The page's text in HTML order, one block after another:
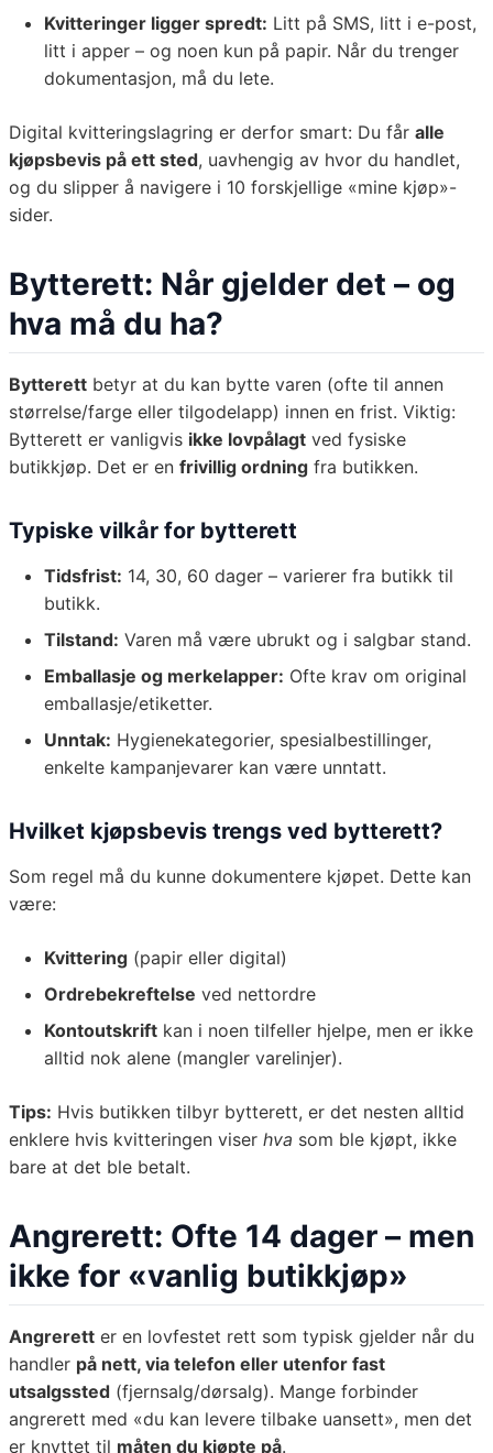
Kvitteringer ligger spredt: Litt på SMS, litt i e-post,
litt i apper – og noen kun på papir. Når du trenger
dokumentasjon, må du lete.
Digital kvitteringslagring er derfor smart: Du får alle
kjøpsbevis på ett sted, uavhengig av hvor du handlet,
og du slipper å navigere i 10 forskjellige «mine kjøp»-
sider.
Bytterett: Når gjelder det – og
hva må du ha?
Bytterett betyr at du kan bytte varen (ofte til annen
størrelse/farge eller tilgodelapp) innen en frist. Viktig:
Bytterett er vanligvis ikke lovpålagt ved fysiske
butikkjøp. Det er en frivillig ordning fra butikken.
Typiske vilkår for bytterett
Tidsfrist: 14, 30, 60 dager – varierer fra butikk til
butikk.
Tilstand: Varen må være ubrukt og i salgbar stand.
Emballasje og merkelapper: Ofte krav om original
emballasje/etiketter.
Unntak: Hygienekategorier, spesialbestillinger,
enkelte kampanjevarer kan være unntatt.
Hvilket kjøpsbevis trengs ved bytterett?
Som regel må du kunne dokumentere kjøpet. Dette kan
være:
Kvittering (papir eller digital)
Ordrebekreftelse ved nettordre
Kontoutskrift kan i noen tilfeller hjelpe, men er ikke
alltid nok alene (mangler varelinjer).
Tips: Hvis butikken tilbyr bytterett, er det nesten alltid
enklere hvis kvitteringen viser hva som ble kjøpt, ikke
bare at det ble betalt.
Angrerett: Ofte 14 dager – men
ikke for «vanlig butikkjøp»
Angrerett er en lovfestet rett som typisk gjelder når du
handler på nett, via telefon eller utenfor fast
utsalgssted (fjernsalg/dørsalg). Mange forbinder
angrerett med «du kan levere tilbake uansett», men det
er knyttet til måten du kjøpte på.